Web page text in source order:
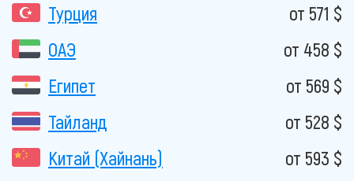
Турция
от 571 $
ОАЭ
от 458 $
Египет
от 569 $
Тайланд
от 528 $
Китай (Хайнань)
от 593 $